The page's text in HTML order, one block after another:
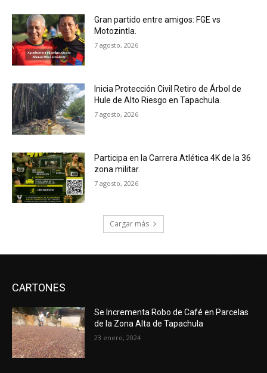
Gran partido entre amigos: FGE vs
Motozintla.
7 agosto, 2026
Inicia Protección Civil Retiro de Árbol de
Hule de Alto Riesgo en Tapachula.
7 agosto, 2026
Participa en la Carrera Atlética 4K de la 36
zona militar.
7 agosto, 2026
Cargar más
CARTONES
Se Incrementa Robo de Café en Parcelas
de la Zona Alta de Tapachula
23 enero, 2024